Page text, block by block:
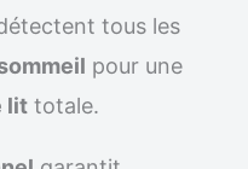
tous les
pour une
lit totale.